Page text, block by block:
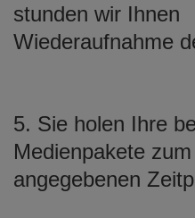
stunden wir
Wiederaufnahme
5. Sie holen Ihre
Medienpakete
angegebenen